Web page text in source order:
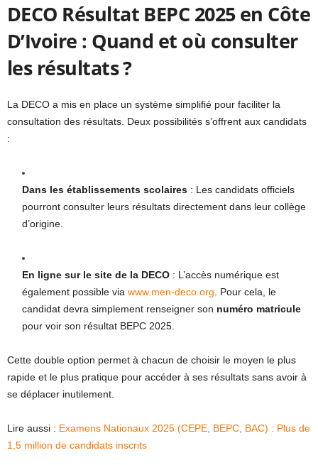
DECO Résultat BEPC 2025 en Côte
D’Ivoire : Quand et où consulter
les résultats ?
La DECO a mis en place un système simplifié pour faciliter la
consultation des résultats. Deux possibilités s’offrent aux candidats
:
Dans les établissements scolaires : Les candidats officiels
pourront consulter leurs résultats directement dans leur collège
d’origine.
En ligne sur le site de la DECO : L’accès numérique est
également possible via www.men-deco.org . Pour cela, le
candidat devra simplement renseigner son numéro matricule
pour voir son résultat BEPC 2025.
Cette double option permet à chacun de choisir le moyen le plus
rapide et le plus pratique pour accéder à ses résultats sans avoir à
se déplacer inutilement.
Lire aussi : Examens Nationaux 2025 (CEPE, BEPC, BAC) : Plus de
1,5 million de candidats inscrits